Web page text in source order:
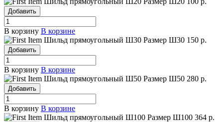
Добавить
В корзину В корзине
Шильд прямоугольный Ш30 Размер Ш30 150 р.
Добавить
В корзину В корзине
Шильд прямоугольный Ш50 Размер Ш50 280 р.
Добавить
В корзину В корзине
Шильд прямоугольный Ш100 Размер Ш100 364 р.